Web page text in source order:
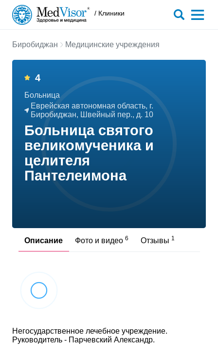
/ Клиники
Биробиджан Медицинские учреждения
4
Больница
Еврейская автономная область, г.
Биробиджан, Швейный пер., д. 10
Больница святого
великомученика и
целителя
Пантелеимона
Описание Фото и видео 6 Отзывы 1
Негосударственное лечебное учреждение.
Руководитель - Парчевский Александр.